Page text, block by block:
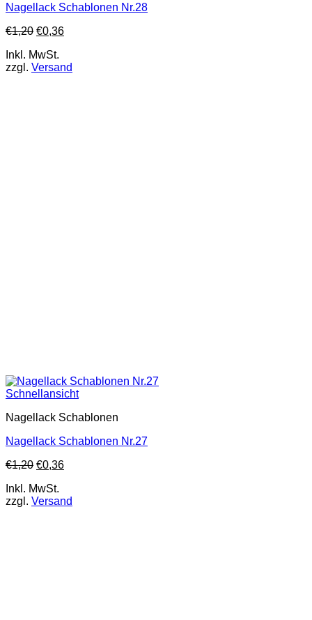
Nagellack Schablonen Nr.28
€1,20 €0,36
Inkl. MwSt.
zzgl. Versand
Schnellansicht
Nagellack Schablonen
Nagellack Schablonen Nr.27
€1,20 €0,36
Inkl. MwSt.
zzgl. Versand